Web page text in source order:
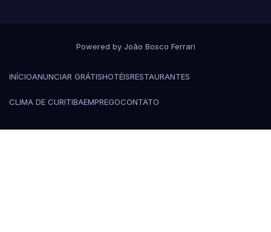
Powered by João Bosco Ferrari
INÍCIOANUNCIAR GRÁTISHOTÉISRESTAURANTES
CLIMA DE CURITIBAEMPREGOCONTATO